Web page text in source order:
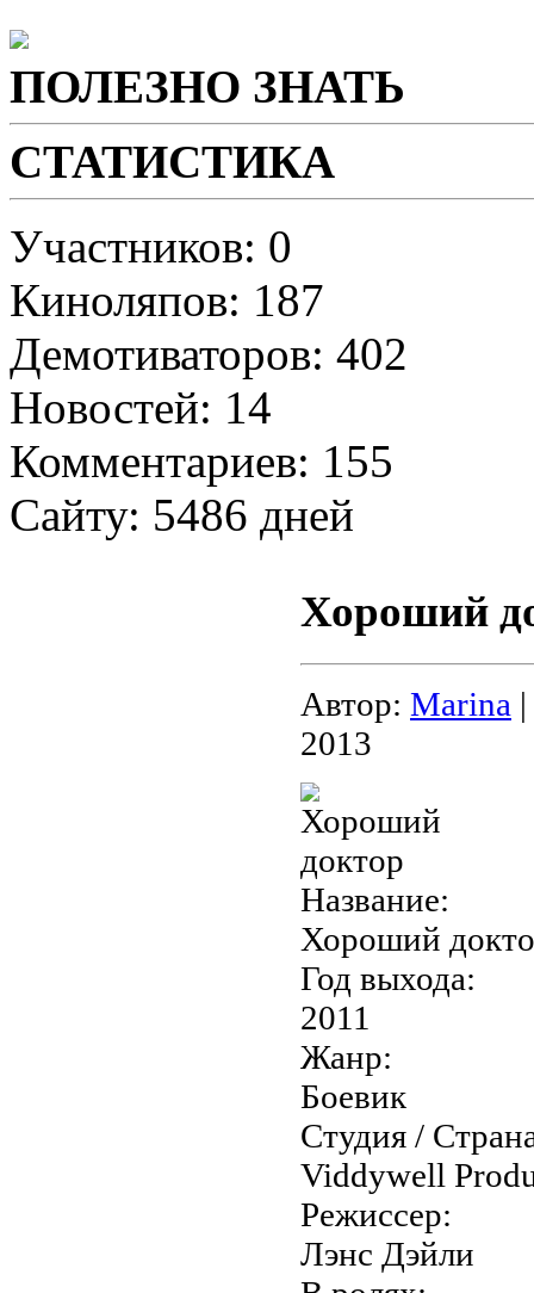
ПОЛЕЗНО ЗНАТЬ
СТАТИСТИКА
Участников: 0
Киноляпов: 187
Демотиваторов: 402
Новостей: 14
Комментариев: 155
Сайту: 5486 дней
Хороший
Автор: Marina
2013
Название:
Хороший
Год выхода:
2011
Жанр:
Боевик
Студия /
Viddywell
Режиссер:
Лэнс Дэйли